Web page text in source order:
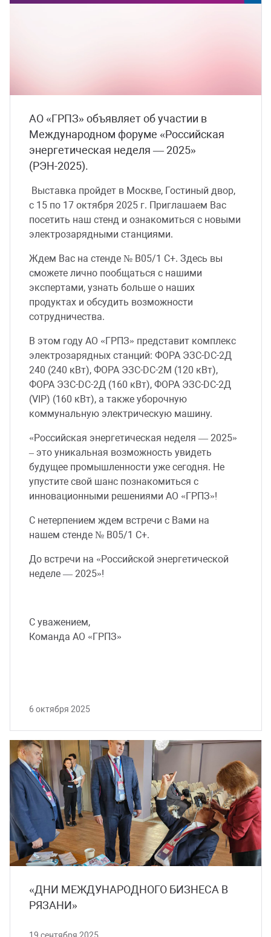
АО «ГРПЗ» объявляет об участии в
Международном форуме «Российская
энергетическая неделя — 2025»
(РЭН-2025).
Выставка пройдет в Москве, Гостиный двор,
с 15 по 17 октября 2025 г. Приглашаем Вас
посетить наш стенд и ознакомиться с новыми
электрозарядными станциями.
Ждем Вас на стенде № B05/1 C+. Здесь вы
сможете лично пообщаться с нашими
экспертами, узнать больше о наших
продуктах и обсудить возможности
сотрудничества.
В этом году АО «ГРПЗ» представит комплекс
электрозарядных станций: ФОРА ЭЗС-DC-2Д
240 (240 кВт), ФОРА ЭЗС-DC-2M (120 кВт),
ФОРА ЭЗС-DC-2Д (160 кВт), ФОРА ЭЗС-DC-2Д
(VIP) (160 кВт), а также уборочную
коммунальную электрическую машину.
«Российская энергетическая неделя — 2025»
– это уникальная возможность увидеть
будущее промышленности уже сегодня. Не
упустите свой шанс познакомиться с
инновационными решениями АО «ГРПЗ»!
С нетерпением ждем встречи с Вами на
нашем стенде № B05/1 C+.
До встречи на «Российской энергетической
неделе — 2025»!
С уважением,
Команда АО «ГРПЗ»
6 октября 2025
«ДНИ МЕЖДУНАРОДНОГО БИЗНЕСА В
РЯЗАНИ»